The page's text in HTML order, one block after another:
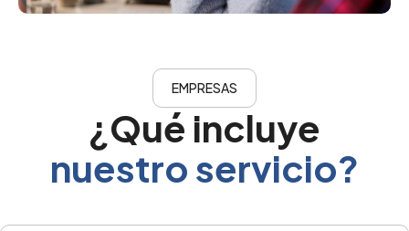
EMPRESAS
¿Qué incluye
nuestro servicio?